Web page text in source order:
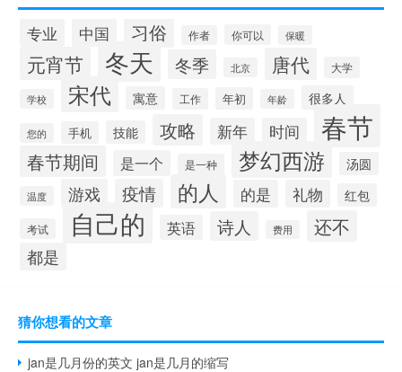
专业 中国 习俗 作者 你可以 保暖
元宵节 冬天 冬季 北京 唐代 大学
学校 宋代 寓意 工作 年初 年龄 很多人
您的 手机 技能 攻略 新年 时间 春节
春节期间 是一个 是一种 梦幻西游 汤圆
温度 游戏 疫情 的人 的是 礼物 红包
考试 自己的 英语 诗人 费用 还不
都是
猜你想看的文章
jan是几月份的英文 jan是几月的缩写